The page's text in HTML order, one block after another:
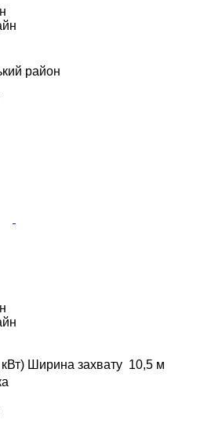
район
Ширина захвату 10,5 м